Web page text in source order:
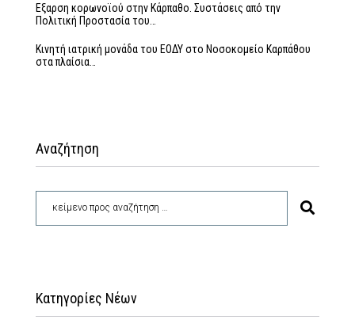
Εξαρση κορωνοϊού στην Κάρπαθο. Συστάσεις από την
Πολιτική Προστασία του…
Κινητή ιατρική μονάδα του ΕΟΔΥ στο Νοσοκομείο Καρπάθου
στα πλαίσια…
Αναζήτηση
Κατηγορίες Νέων